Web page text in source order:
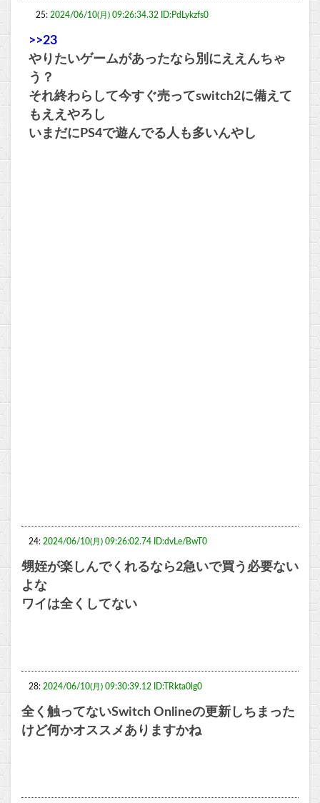
25: 2024/06/10(月) 09:26:34.32 ID:PdLykzfs0
>>23
やりたいゲームがあったなら別にええんちゃ
う？
それ終わらして今すぐ売ってswitch2に備えて
もええやろし
いまだにPS4で遊んでる人も多いんやし
24: 2024/06/10(月) 09:26:02.74 ID:dvLe/BwT0
甥姪が楽しんでくれるなら2急いで買う必要ない
よな
ワイは全くしてない
28: 2024/06/10(月) 09:30:39.12 ID:TRkta0lg0
全く触ってないSwitch Onlineの更新しちまった
けど何かオススメありますかね